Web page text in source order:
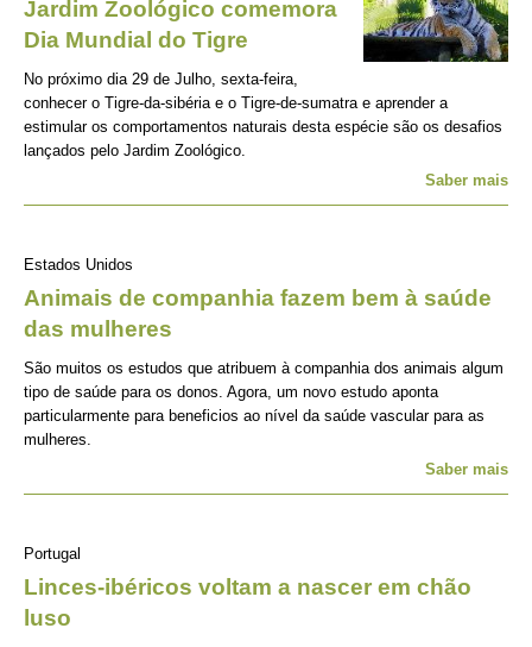
Jardim Zoológico comemora
Dia Mundial do Tigre
No próximo dia 29 de Julho, sexta-feira,
conhecer o Tigre-da-sibéria e o Tigre-de-sumatra e aprender a
estimular os comportamentos naturais desta espécie são os desafios
lançados pelo Jardim Zoológico.
Saber mais
Estados Unidos
Animais de companhia fazem bem à saúde
das mulheres
São muitos os estudos que atribuem à companhia dos animais algum
tipo de saúde para os donos. Agora, um novo estudo aponta
particularmente para beneficios ao nível da saúde vascular para as
mulheres.
Saber mais
Portugal
Linces-ibéricos voltam a nascer em chão
luso